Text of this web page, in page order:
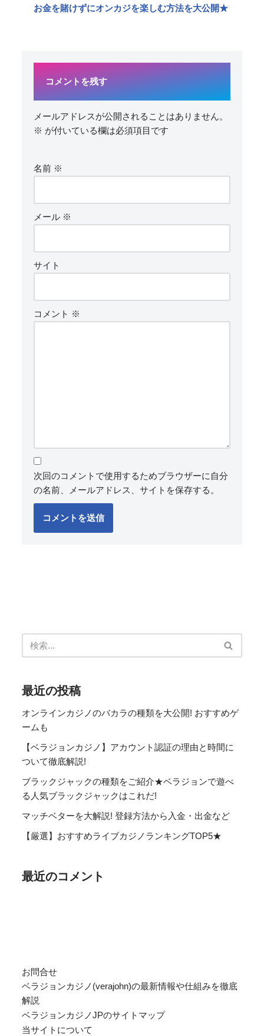
お金を賭けずにオンカジを楽しむ方法を大公開★
コメントを残す
メールアドレスが公開されることはありません。
※ が付いている欄は必須項目です
名前 ※
メール ※
サイト
コメント ※
次回のコメントで使用するためブラウザーに自分
の名前、メールアドレス、サイトを保存する。
最近の投稿
オンラインカジノのバカラの種類を大公開! おすすめゲ
ームも
【ベラジョンカジノ】アカウント認証の理由と時間に
ついて徹底解説!
ブラックジャックの種類をご紹介★ベラジョンで遊べ
る人気ブラックジャックはこれだ!
マッチベターを大解説! 登録方法から入金・出金など
【厳選】おすすめライブカジノランキングTOP5★
最近のコメント
お問合せ
ベラジョンカジノ(verajohn)の最新情報や仕組みを徹底
解説
ベラジョンカジノJPのサイトマップ
当サイトについて